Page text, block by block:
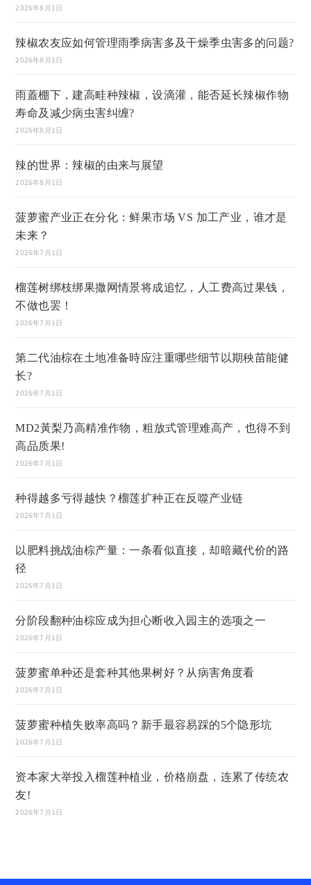
2026年8月1日
辣椒农友应如何管理雨季病害多及干燥季虫害多的问题?
2026年8月1日
雨蓋棚下，建高畦种辣椒，设滴灌，能否延长辣椒作物
寿命及减少病虫害纠缠?
2026年8月1日
辣的世界：辣椒的由来与展望
2026年8月1日
菠萝蜜产业正在分化：鲜果市场 VS 加工产业，谁才是
未来？
2026年7月1日
榴莲树绑枝绑果撒网情景将成追忆，人工费高过果钱，
不做也罢！
2026年7月1日
第二代油棕在土地准备時应注重哪些细节以期秧苗能健
长?
2026年7月1日
MD2黃梨乃高精准作物，粗放式管理难高产，也得不到
高品质果!
2026年7月1日
种得越多亏得越快？榴莲扩种正在反噬产业链
2026年7月1日
以肥料挑战油棕产量：一条看似直接，却暗藏代价的路
径
2026年7月1日
分阶段翻种油棕应成为担心断收入园主的选项之一
2026年7月1日
菠萝蜜单种还是套种其他果树好？从病害角度看
2026年7月1日
菠萝蜜种植失败率高吗？新手最容易踩的5个隐形坑
2026年7月1日
资本家大举投入榴莲种植业，价格崩盘，连累了传统农
友!
2026年7月1日